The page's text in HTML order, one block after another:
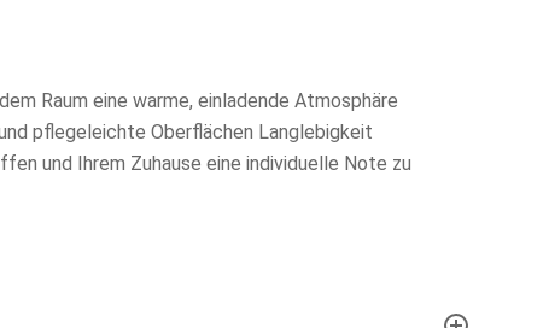
Raum eine warme, einladende Atmosphäre
pflegeleichte Oberflächen Langlebigkeit
und Ihrem Zuhause eine individuelle Note zu